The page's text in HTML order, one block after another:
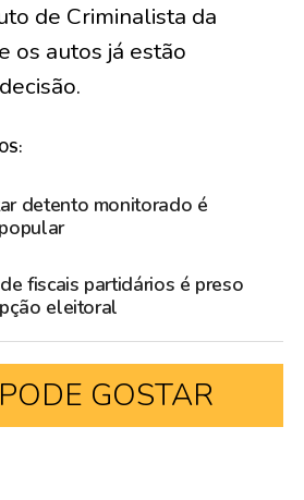
de Criminalista da
os autos já estão
detento monitorado é
fiscais partidários é preso
eleitoral
GOSTAR